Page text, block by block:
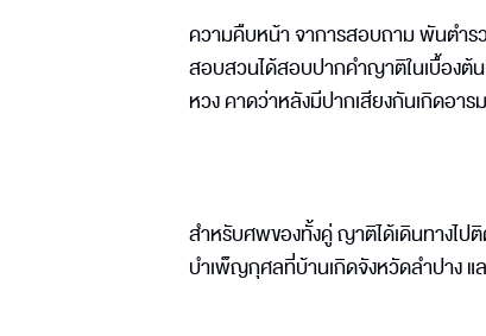
ความคืบหน้า จาการสอบถาม พันตำ
สอบสวนได้สอบปากคำญาติในเบื้องต้น
หวง คาดว่าหลังมีปากเสียงกันเกิดอา
สำหรับศพของทั้งคู่ ญาติได้เดินทางไ
บำเพ็ญกุศลที่บ้านเกิดจังหวัดลำปาง